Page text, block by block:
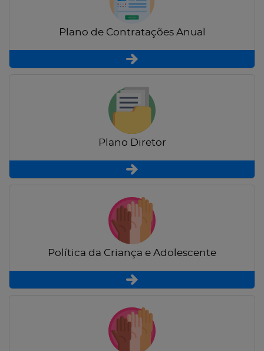
Plano de Contratações Anual
Plano Diretor
Política da Criança e Adolescente